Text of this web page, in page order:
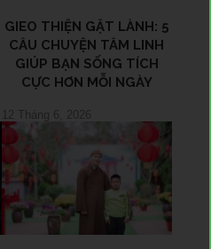
GIEO THIỆN GẶT LÀNH: 5
CÂU CHUYỆN TÂM LINH
GIÚP BẠN SỐNG TÍCH
CỰC HƠN MỖI NGÀY
12 Tháng 6, 2026